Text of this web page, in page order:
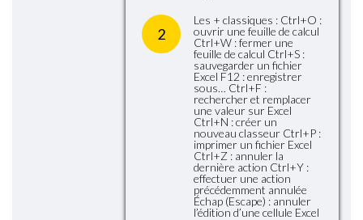
2
Les + classiques : Ctrl+O :
ouvrir une feuille de calcul
Ctrl+W : fermer une
feuille de calcul Ctrl+S :
sauvegarder un fichier
Excel F12 : enregistrer
sous… Ctrl+F :
rechercher et remplacer
une valeur sur Excel
Ctrl+N : créer un
nouveau classeur Ctrl+P :
imprimer un fichier Excel
Ctrl+Z : annuler la
dernière action Ctrl+Y :
effectuer une action
précédemment annulée
Échap (Escape) : annuler
l’édition d’une cellule Excel